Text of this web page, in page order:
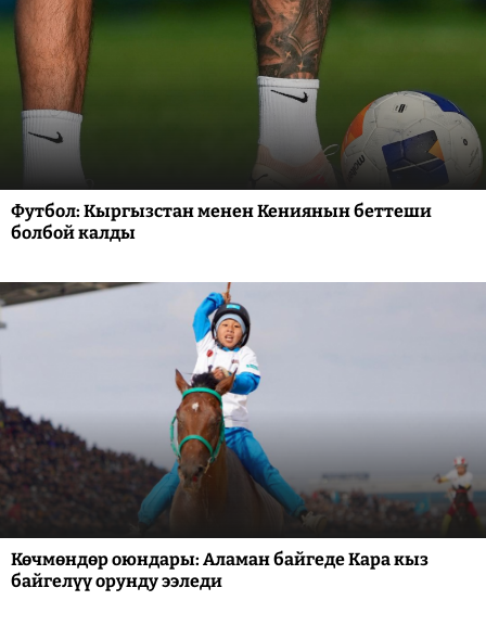
Футбол: Кыргызстан менен Кениянын беттеши
болбой калды
Көчмөндөр оюндары: Аламан байгеде Кара кыз
байгелүү орунду ээледи